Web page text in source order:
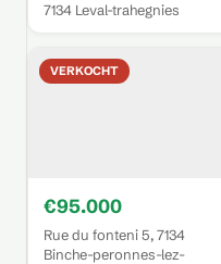
7134 Leval-trahegnies
VERKOCHT
€95.000
Rue du fonteni 5, 7134
Binche-peronnes-lez-